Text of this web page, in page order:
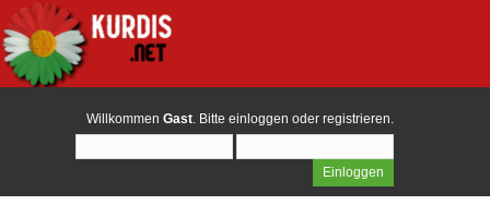
Willkommen Gast. Bitte einloggen oder registrieren.